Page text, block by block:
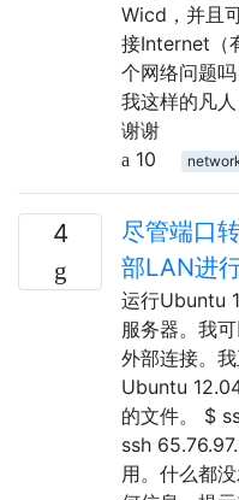
Wicd，并且
接Internet（
个网络问题
我这样的凡
谢谢
10
4
尽管端口
部LAN进
运行Ubuntu
服务器。我
外部连接。
Ubuntu
的文件。 $
ssh
用。什么都